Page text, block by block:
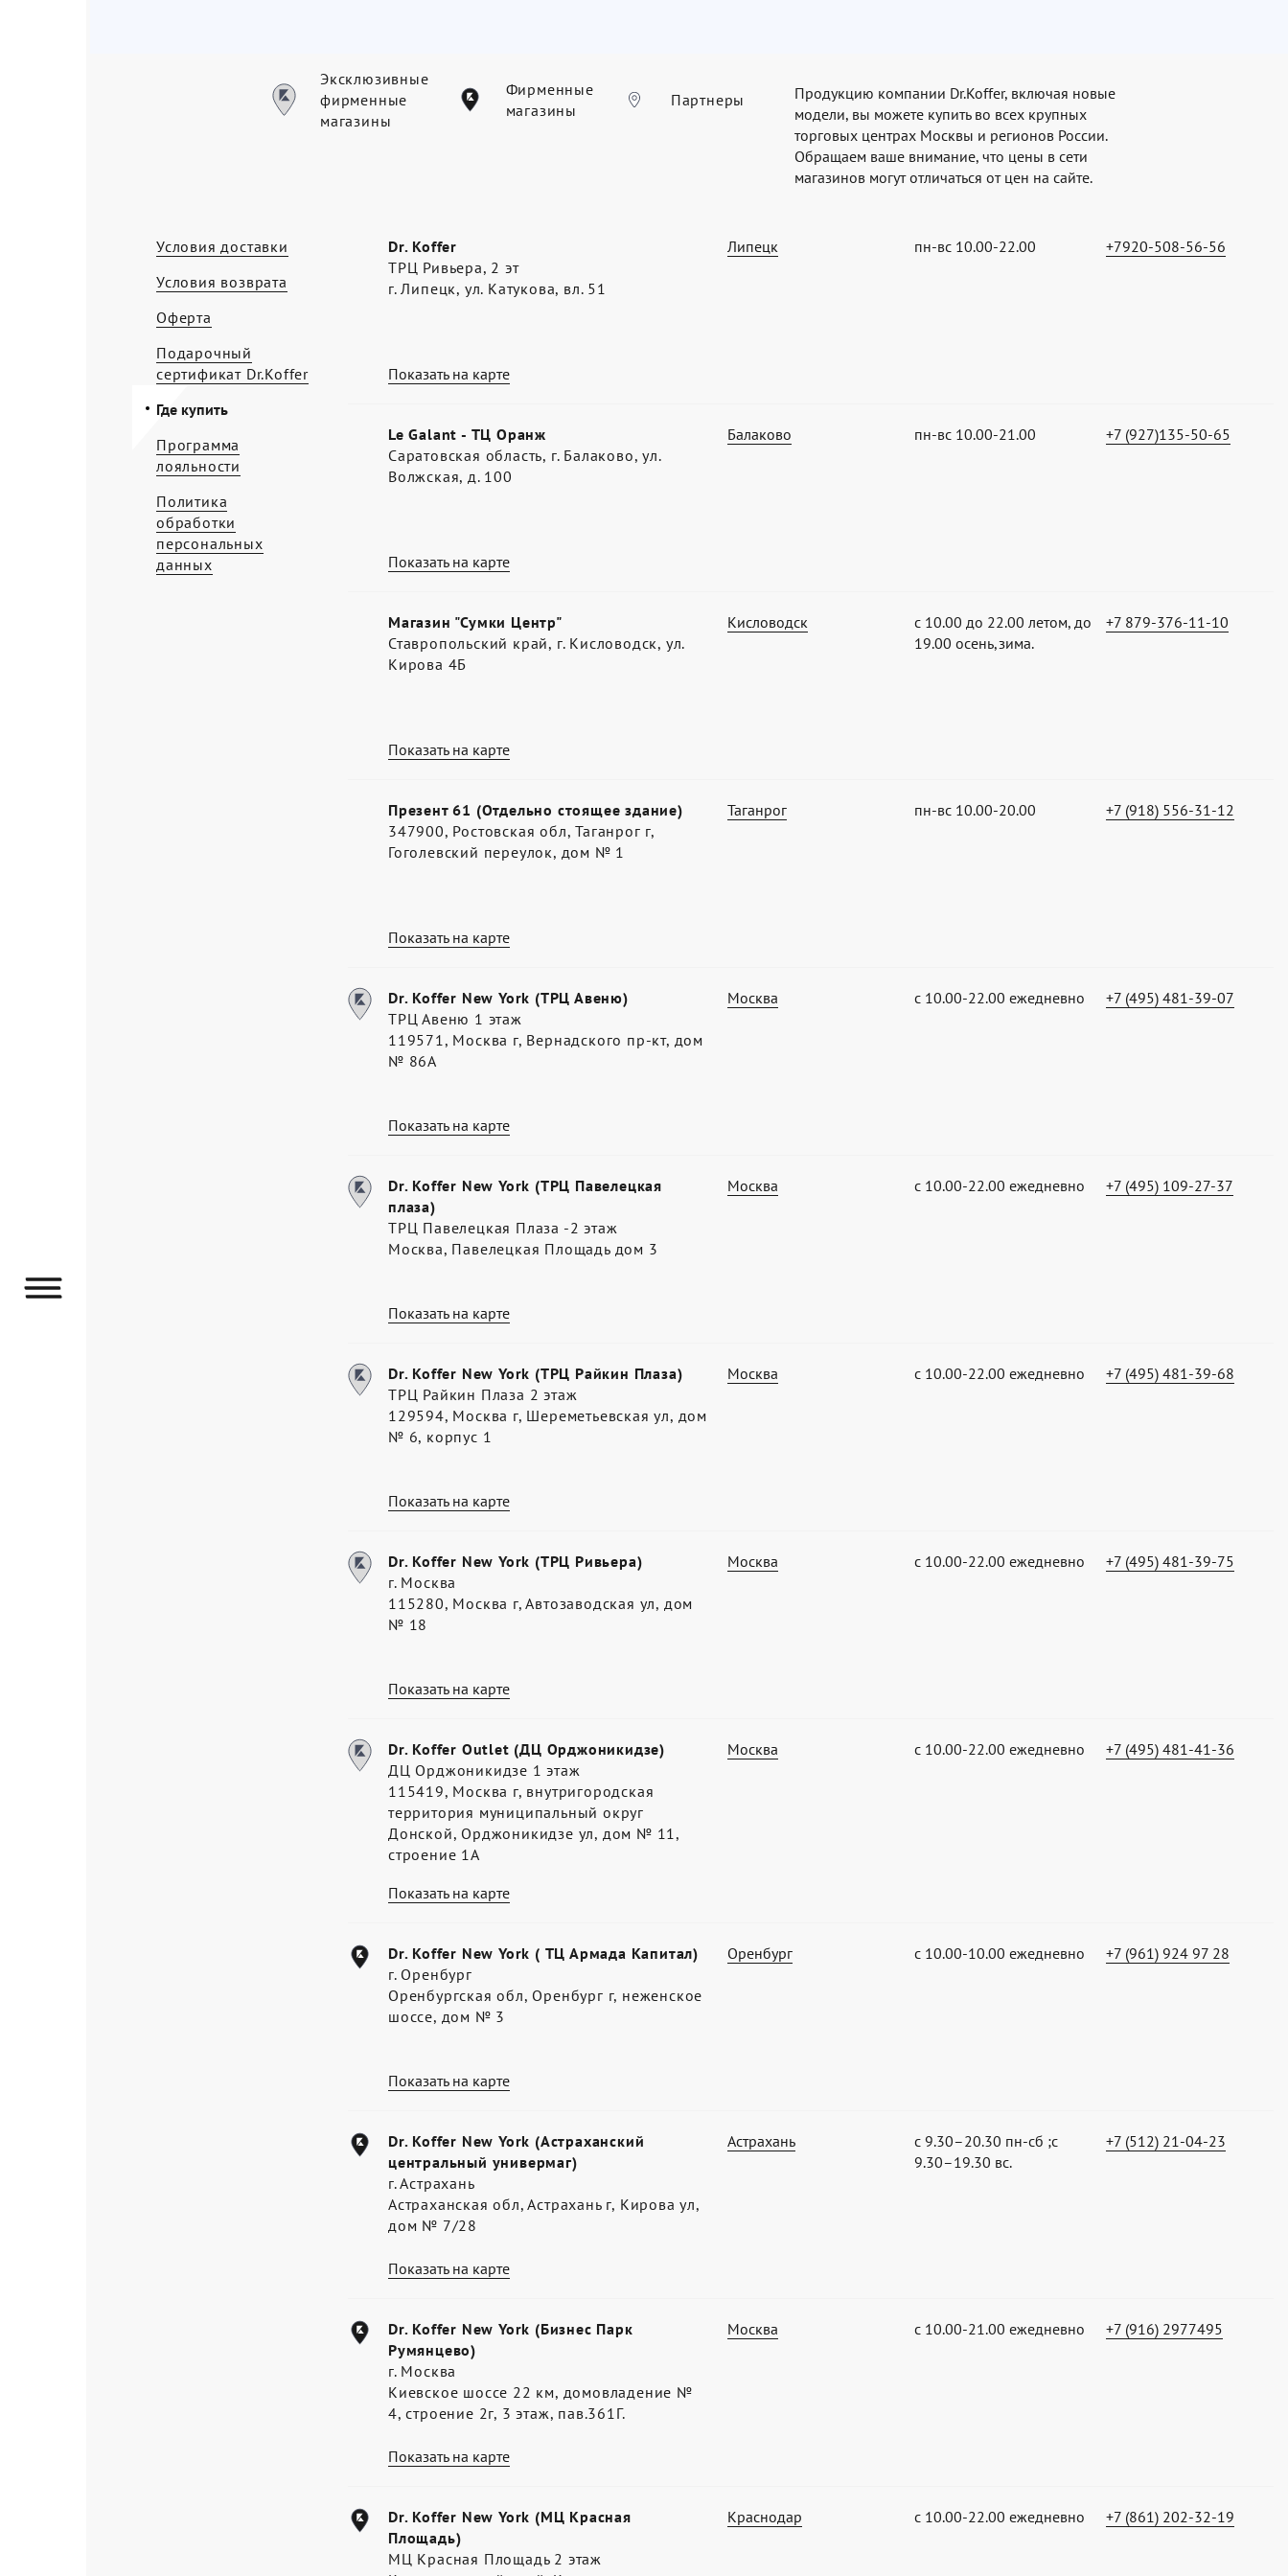
Эксклюзивные
фирменные
магазины
Фирменные
магазины
Партнеры
Продукцию компании Dr.Koffer, включая новые
модели, вы можете купить во всех крупных
торговых центрах Москвы и регионов России.
Обращаем ваше внимание, что цены в сети
магазинов могут отличаться от цен на сайте.
Условия доставки
Условия возврата
Оферта
Подарочный
сертификат Dr.Koffer
Где купить
Программа
лояльности
Политика
обработки
персональных
данных
Показать на карте
Dr. Koffer
ТРЦ Ривьера, 2 эт
г. Липецк, ул. Катукова, вл. 51
Липецк пн-вс 10.00-22.00 +7920-508-56-56
Показать на карте
Le Galant - ТЦ Оранж
Саратовская область, г. Балаково, ул.
Волжская, д. 100
Балаково пн-вс 10.00-21.00 +7 (927)135-50-65
Показать на карте
Магазин "Сумки Центр"
Ставропольский край, г. Кисловодск, ул.
Кирова 4Б
Кисловодск
с 10.00 до 22.00 летом, до
19.00 осень,зима.
+7 879-376-11-10
Показать на карте
Презент 61 (Отдельно стоящее здание)
347900, Ростовская обл, Таганрог г,
Гоголевский переулок, дом № 1
Таганрог пн-вс 10.00-20.00 +7 (918) 556-31-12
Показать на карте
Dr. Koffer New York (ТРЦ Авеню)
ТРЦ Авеню 1 этаж
119571, Москва г, Вернадского пр-кт, дом
№ 86А
Москва с 10.00-22.00 ежедневно +7 (495) 481-39-07
Показать на карте
Dr. Koffer New York (ТРЦ Павелецкая
плаза)
ТРЦ Павелецкая Плаза -2 этаж
Москва, Павелецкая Площадь дом 3
Москва с 10.00-22.00 ежедневно +7 (495) 109-27-37
Показать на карте
Dr. Koffer New York (ТРЦ Райкин Плаза)
ТРЦ Райкин Плаза 2 этаж
129594, Москва г, Шереметьевская ул, дом
№ 6, корпус 1
Москва с 10.00-22.00 ежедневно +7 (495) 481-39-68
Показать на карте
Dr. Koffer New York (ТРЦ Ривьера)
г. Москва
115280, Москва г, Автозаводская ул, дом
№ 18
Москва с 10.00-22.00 ежедневно +7 (495) 481-39-75
Показать на карте
Dr. Koffer Outlet (ДЦ Орджоникидзе)
ДЦ Орджоникидзе 1 этаж
115419, Москва г, внутригородская
территория муниципальный округ
Донской, Орджоникидзе ул, дом № 11,
строение 1А
Москва с 10.00-22.00 ежедневно +7 (495) 481-41-36
Показать на карте
Dr. Koffer New York ( ТЦ Армада Капитал)
г. Оренбург
Оренбургская обл, Оренбург г, неженское
шоссе, дом № 3
Оренбург с 10.00-10.00 ежедневно +7 (961) 924 97 28
Показать на карте
Dr. Koffer New York (Астраханский
центральный универмаг)
г. Астрахань
Астраханская обл, Астрахань г, Кирова ул,
дом № 7/28
Астрахань
с 9.30–20.30 пн-сб ;с
9.30–19.30 вс.
+7 (512) 21-04-23
Показать на карте
Dr. Koffer New York (Бизнес Парк
Румянцево)
г. Москва
Киевское шоссе 22 км, домовладение №
4, строение 2г, 3 этаж, пав.361Г.
Москва с 10.00-21.00 ежедневно +7 (916) 2977495
Dr. Koffer New York (МЦ Красная
Площадь)
МЦ Красная Площадь 2 этаж
Краснодар с 10.00-22.00 ежедневно +7 (861) 202-32-19